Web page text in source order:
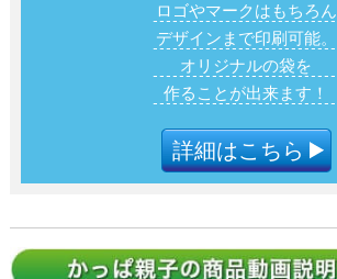
ロゴやマークはもちろん
デザインまで印刷可能。
オリジナルの袋を
作ることが出来ます！
詳細はこちら